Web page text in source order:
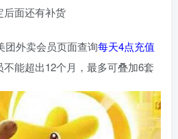
后面还有补货
团外卖会员页面查询每天4点充值
不能超出12个月，最多可叠加6套